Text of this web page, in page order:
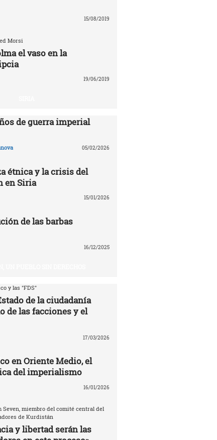
15/08/2019
Morsi
el vaso en la
19/06/2019
de guerra imperial
05/02/2026
étnica y la crisis del
en Siria
15/01/2026
de las barbas
16/12/2025
y las "FDS"
de la ciudadanía
de las facciones y el
17/03/2026
en Oriente Medio, el
del imperialismo
16/01/2026
miembro del comité central del
de Kurdistán
y libertad serán las